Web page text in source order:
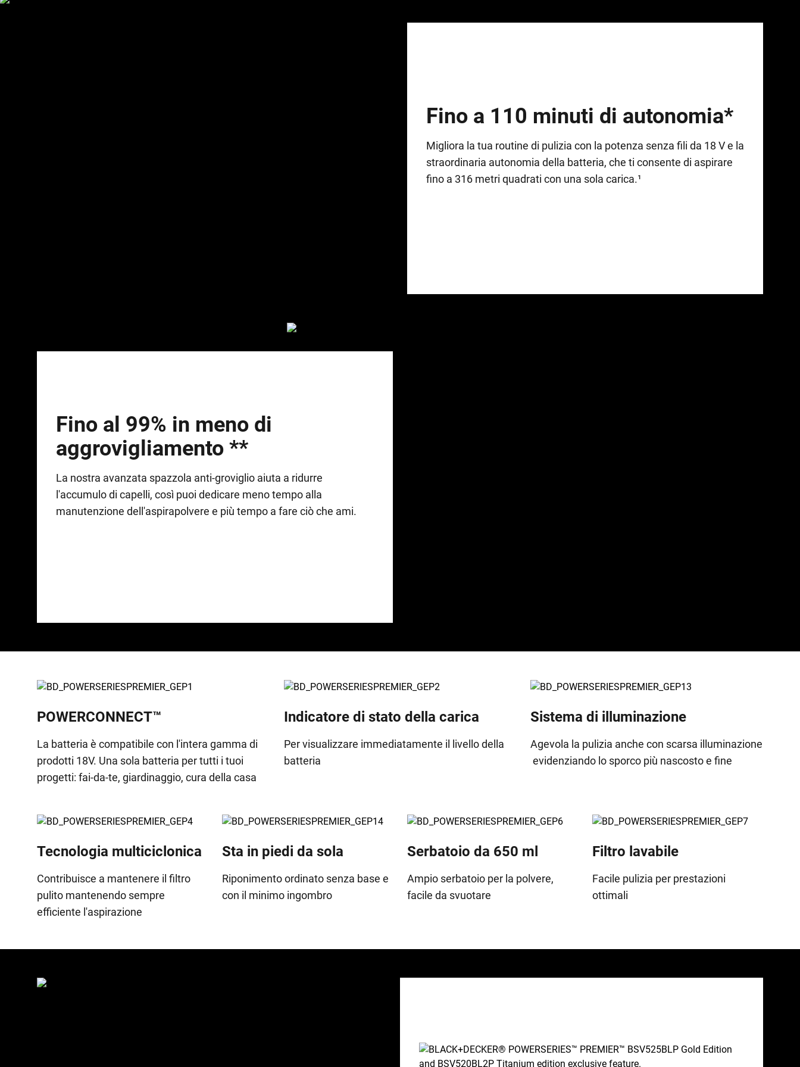
Fino a 110 minuti di autonomia*
Migliora la tua routine di pulizia con la potenza senza fili da 18 V e la
straordinaria autonomia della batteria, che ti consente di aspirare
fino a 316 metri quadrati con una sola carica.¹
Fino al 99% in meno di
aggrovigliamento **
La nostra avanzata spazzola anti-groviglio aiuta a ridurre
l'accumulo di capelli, così puoi dedicare meno tempo alla
manutenzione dell'aspirapolvere e più tempo a fare ciò che ami.
POWERCONNECT™
La batteria è compatibile con l'intera gamma di
prodotti 18V. Una sola batteria per tutti i tuoi
progetti: fai-da-te, giardinaggio, cura della casa
Indicatore di stato della carica
Per visualizzare immediatamente il livello della
batteria
Sistema di illuminazione
Agevola la pulizia anche con scarsa illuminazione
evidenziando lo sporco più nascosto e fine
Tecnologia multiciclonica
Contribuisce a mantenere il filtro
pulito mantenendo sempre
efficiente l'aspirazione
Sta in piedi da sola
Riponimento ordinato senza base e
con il minimo ingombro
Serbatoio da 650 ml
Ampio serbatoio per la polvere,
facile da svuotare
Filtro lavabile
Facile pulizia per prestazioni
ottimali